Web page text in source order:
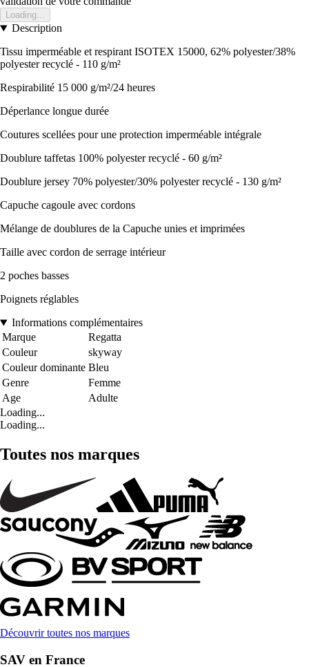
Loading...
Description
Tissu imperméable et respirant ISOTEX 15000, 62% polyester/38%
polyester recyclé - 110 g/m²
Respirabilité 15 000 g/m²/24 heures
Déperlance longue durée
Coutures scellées pour une protection imperméable intégrale
Doublure taffetas 100% polyester recyclé - 60 g/m²
Doublure jersey 70% polyester/30% polyester recyclé - 130 g/m²
Capuche cagoule avec cordons
Mélange de doublures de la Capuche unies et imprimées
Taille avec cordon de serrage intérieur
2 poches basses
Poignets réglables
Informations complémentaires
Marque
Regatta
Couleur
skyway
Couleur dominante Bleu
Genre
Femme
Age
Adulte
Loading...
Loading...
Toutes nos marques
Découvrir toutes nos marques
SAV en France